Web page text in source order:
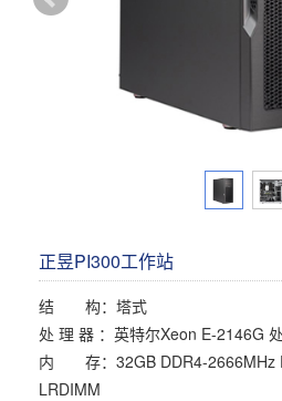
云游戏服务器
正昱PI300工作站
结 构：塔式
处 理 器 ：英特尔Xeon E-2146G
内 存：32GB DDR4-2666MHz
LRDIMM